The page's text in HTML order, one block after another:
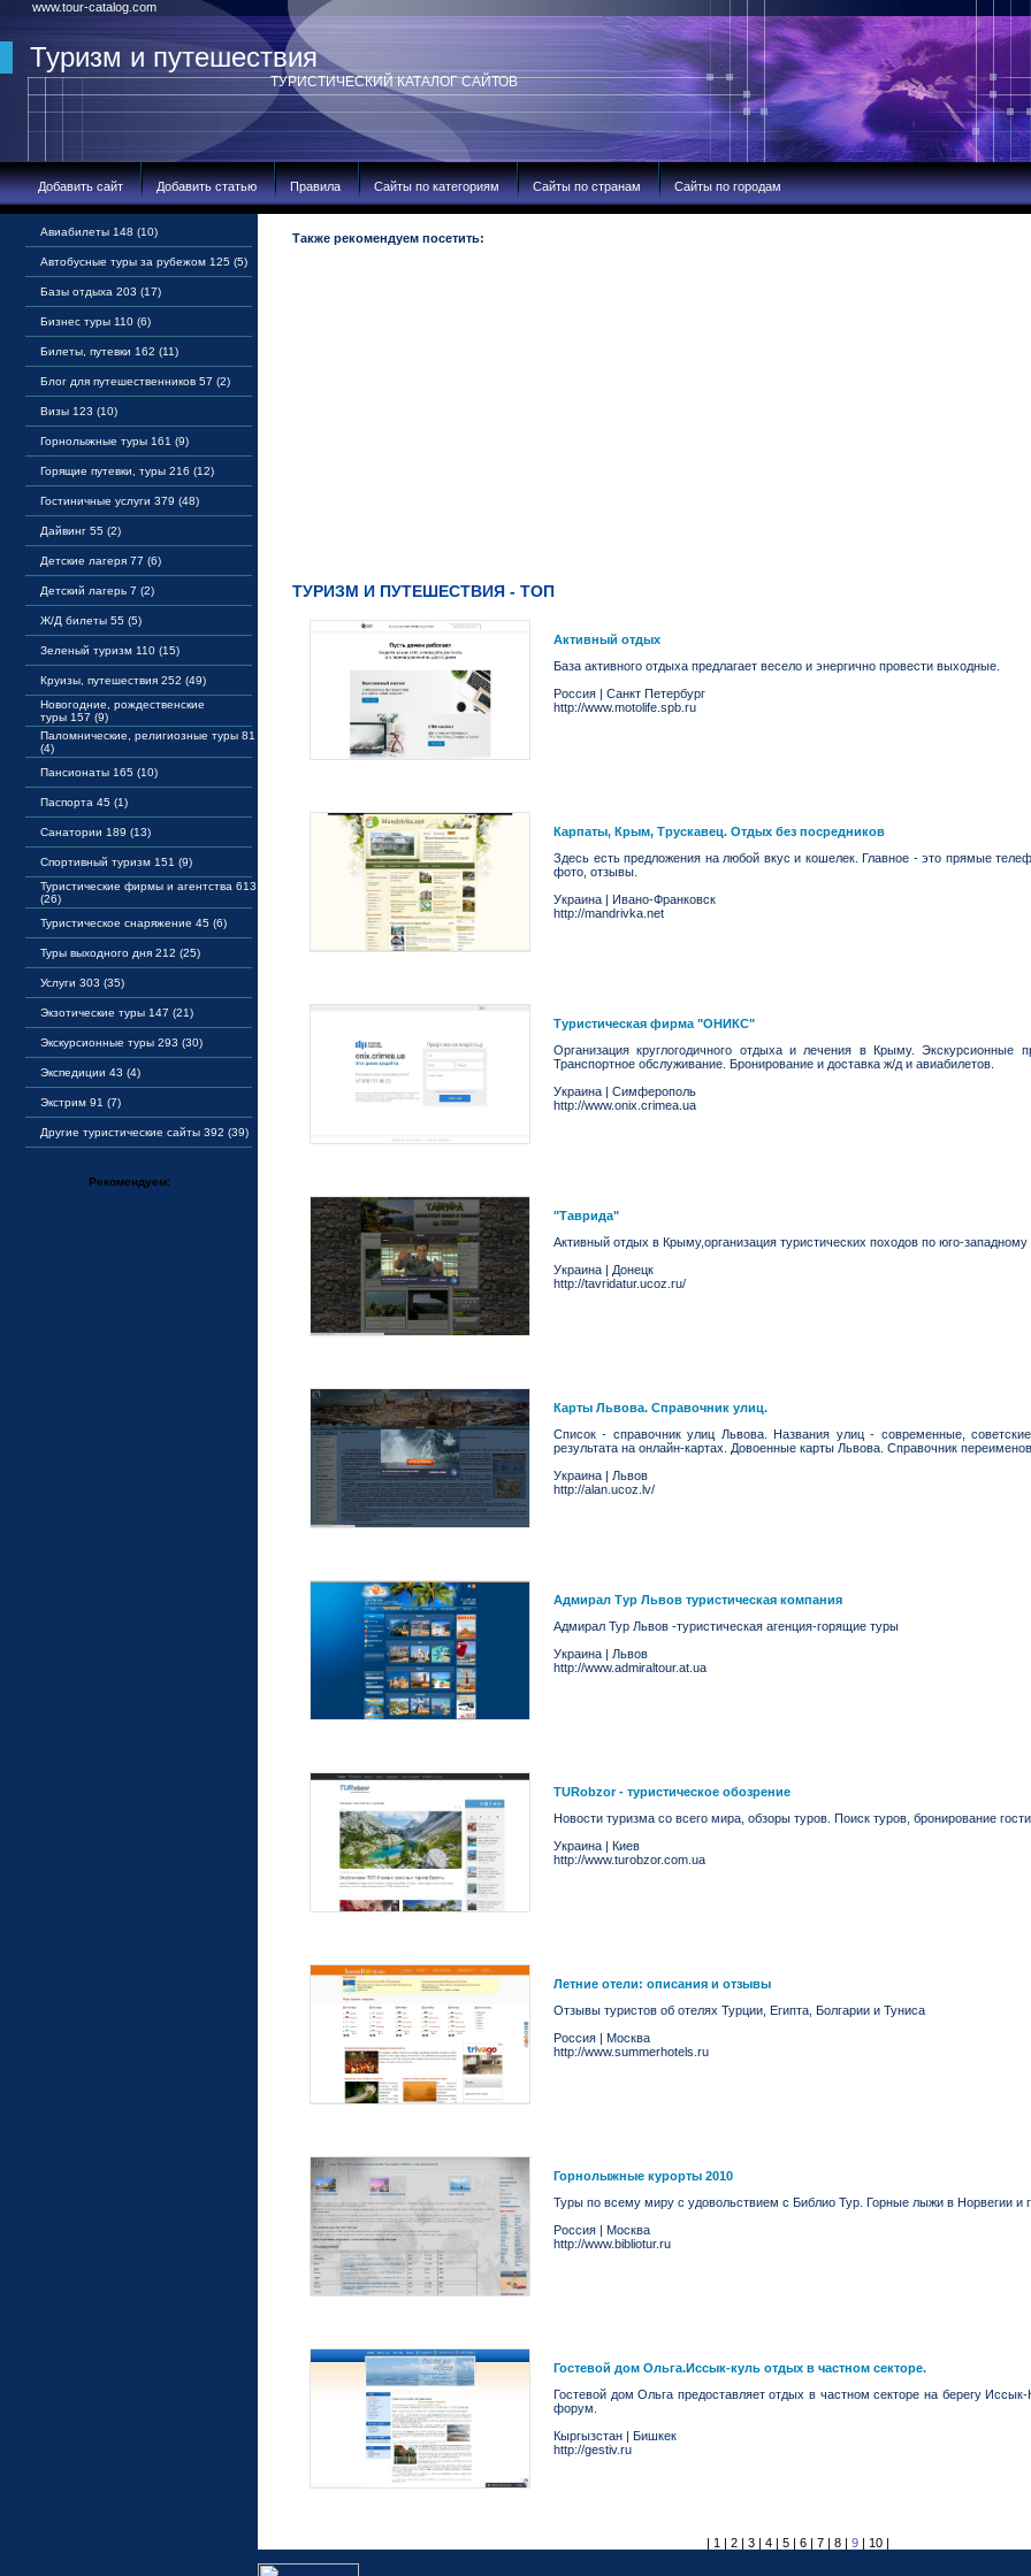
www.tour-catalog.com
Туризм и путешествия
ТУРИСТИЧЕСКИЙ КАТАЛОГ САЙТОВ
Добавить сайт Добавить статью Правила Сайты по категориям Сайты по странам Сайты по городам
Авиабилеты 148 (10)
Автобусные туры за рубежом 125 (5)
Базы отдыха 203 (17)
Бизнес туры 110 (6)
Билеты, путевки 162 (11)
Блог для путешественников 57 (2)
Визы 123 (10)
Горнолыжные туры 161 (9)
Горящие путевки, туры 216 (12)
Гостиничные услуги 379 (48)
Дайвинг 55 (2)
Детские лагеря 77 (6)
Детский лагерь 7 (2)
Ж/Д билеты 55 (5)
Зеленый туризм 110 (15)
Круизы, путешествия 252 (49)
Новогодние, рождественские
туры 157 (9)
Паломнические, религиозные туры 81
(4)
Пансионаты 165 (10)
Паспорта 45 (1)
Санатории 189 (13)
Спортивный туризм 151 (9)
Туристические фирмы и агентства 613
(26)
Туристическое снаряжение 45 (6)
Туры выходного дня 212 (25)
Услуги 303 (35)
Экзотические туры 147 (21)
Экскурсионные туры 293 (30)
Экспедиции 43 (4)
Экстрим 91 (7)
Другие туристические сайты 392 (39)
Рекомендуем:
Также рекомендуем посетить:
ТУРИЗМ И ПУТЕШЕСТВИЯ - ТОП
Активный отдых
База активного отдыха предлагает весело и энергично провести выходные.
Россия | Санкт Петербург
http://www.motolife.spb.ru
Карпаты, Крым, Трускавец. Отдых без посредников
Здесь есть предложения на любой вкус и кошелек. Главное - это прямые
фото, отзывы.
Украина | Ивано-Франковск
http://mandrivka.net
Туристическая фирма "ОНИКС"
Организация круглогодичного отдыха и лечения в Крыму. Экскурсионные
Транспортное обслуживание. Бронирование и доставка ж/д и авиабилетов.
Украина | Симферополь
http://www.onix.crimea.ua
"Таврида"
Активный отдых в Крыму,организация туристических походов по юго-
Украина | Донецк
http://tavridatur.ucoz.ru/
Карты Львова. Справочник улиц.
Список - справочник улиц Львова. Названия улиц - современные,
результата на онлайн-картах. Довоенные карты Львова. Справочник
Украина | Львов
http://alan.ucoz.lv/
Адмирал Тур Львов туристическая компания
Адмирал Тур Львов -туристическая агенция-горящие туры
Украина | Львов
http://www.admiraltour.at.ua
TURobzor - туристическое обозрение
Новости туризма со всего мира, обзоры туров. Поиск туров, бронирование
Украина | Киев
http://www.turobzor.com.ua
Летние отели: описания и отзывы
Отзывы туристов об отелях Турции, Египта, Болгарии и Туниса
Россия | Москва
http://www.summerhotels.ru
Горнолыжные курорты 2010
Туры по всему миру с удовольствием с Библио Тур. Горные лыжи в Норвегии и
Россия | Москва
http://www.bibliotur.ru
Гостевой дом Ольга.Иссык-куль отдых в частном секторе.
Гостевой дом Ольга предоставляет отдых в частном секторе на берегу
форум.
Кыргызстан | Бишкек
http://gestiv.ru
| 1 | 2 | 3 | 4 | 5 | 6 | 7 | 8 | 9 | 10 |